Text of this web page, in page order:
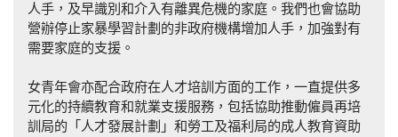
人手，及早識別和介入有離異危機的家庭。我們也會協助
營辦停止家暴學習計劃的非政府機構增加人手，加強對有
需要家庭的支援。
女青年會亦配合政府在人才培訓方面的工作，一直提供多
元化的持續教育和就業支援服務，包括協助推動僱員再培
訓局的「人才發展計劃」和勞工及福利局的成人教育資助